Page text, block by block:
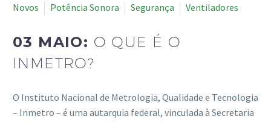
Novos
Potência Sonora Segurança Ventiladores
03 MAIO: O QUE É O
INMETRO?
O Instituto Nacional de Metrologia, Qualidade e Tecnologia
– Inmetro – é uma autarquia federal, vinculada à Secretaria